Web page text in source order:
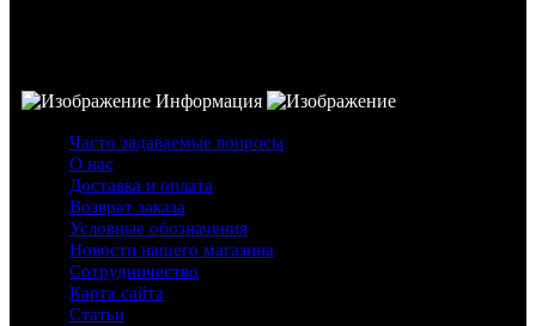
Информация
Часто задаваемые вопросы
О нас
Доставка и оплата
Возврат заказа
Условные обозначения
Новости нашего магазина
Сотрудничество
Карта сайта
Статьи